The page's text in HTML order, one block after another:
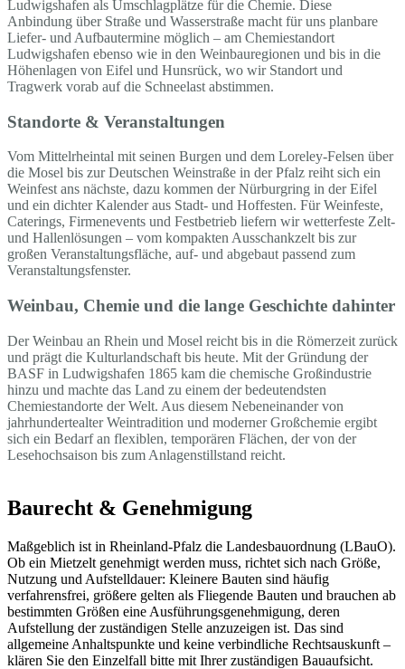
Ludwigshafen als Umschlagplätze für die Chemie. Diese
Anbindung über Straße und Wasserstraße macht für uns planbare
Liefer- und Aufbautermine möglich – am Chemiestandort
Ludwigshafen ebenso wie in den Weinbauregionen und bis in die
Höhenlagen von Eifel und Hunsrück, wo wir Standort und
Tragwerk vorab auf die Schneelast abstimmen.
Standorte & Veranstaltungen
Vom Mittelrheintal mit seinen Burgen und dem Loreley-Felsen über
die Mosel bis zur Deutschen Weinstraße in der Pfalz reiht sich ein
Weinfest ans nächste, dazu kommen der Nürburgring in der Eifel
und ein dichter Kalender aus Stadt- und Hoffesten. Für Weinfeste,
Caterings, Firmenevents und Festbetrieb liefern wir wetterfeste Zelt-
und Hallenlösungen – vom kompakten Ausschankzelt bis zur
großen Veranstaltungsfläche, auf- und abgebaut passend zum
Veranstaltungsfenster.
Weinbau, Chemie und die lange Geschichte dahinter
Der Weinbau an Rhein und Mosel reicht bis in die Römerzeit zurück
und prägt die Kulturlandschaft bis heute. Mit der Gründung der
BASF in Ludwigshafen 1865 kam die chemische Großindustrie
hinzu und machte das Land zu einem der bedeutendsten
Chemiestandorte der Welt. Aus diesem Nebeneinander von
jahrhundertealter Weintradition und moderner Großchemie ergibt
sich ein Bedarf an flexiblen, temporären Flächen, der von der
Lesehochsaison bis zum Anlagenstillstand reicht.
Baurecht & Genehmigung
Maßgeblich ist in Rheinland-Pfalz die Landesbauordnung (LBauO).
Ob ein Mietzelt genehmigt werden muss, richtet sich nach Größe,
Nutzung und Aufstelldauer: Kleinere Bauten sind häufig
verfahrensfrei, größere gelten als Fliegende Bauten und brauchen ab
bestimmten Größen eine Ausführungsgenehmigung, deren
Aufstellung der zuständigen Stelle anzuzeigen ist. Das sind
allgemeine Anhaltspunkte und keine verbindliche Rechtsauskunft –
klären Sie den Einzelfall bitte mit Ihrer zuständigen Bauaufsicht.